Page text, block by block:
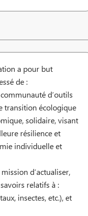
a pour but
de :
d’outils
transition écologique
solidaire, visant
résilience et
individuelle et
d’actualiser,
relatifs à :
insectes, etc.), et